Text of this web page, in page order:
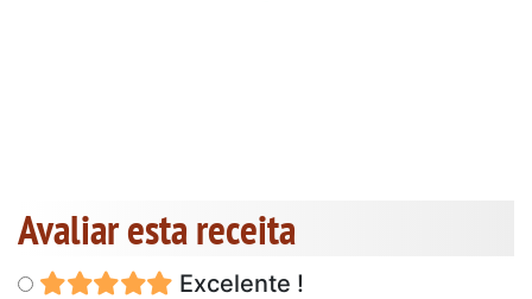
Avaliar esta receita
Excelente !